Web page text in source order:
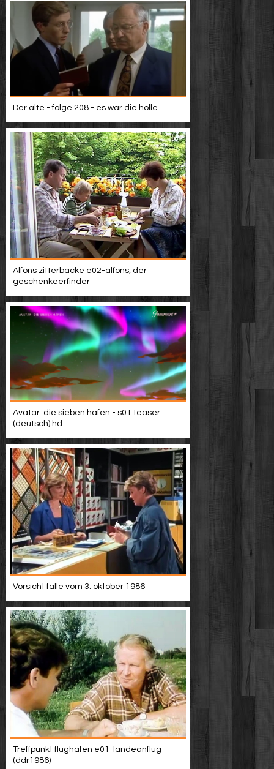
Der alte - folge 208 - es war die hölle
Alfons zitterbacke e02-alfons, der
geschenkeerfinder
Avatar: die sieben häfen - s01 teaser
(deutsch) hd
Vorsicht falle vom 3. oktober 1986
Treffpunkt flughafen e01-landeanflug
(ddr1986)